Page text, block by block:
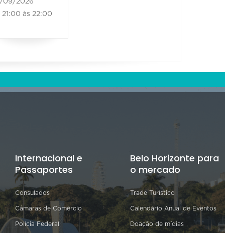
às 22:00
Internacional e
Passaportes
Consulados
Câmaras de Comércio
Polícia Federal
Belo Horizonte para
o mercado
Trade Turístico
Calendário Anual de Eventos
Doação de mídias